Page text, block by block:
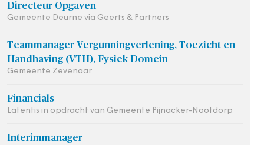
Directeur Opgaven
Gemeente Deurne via Geerts & Partners
Teammanager Vergunningverlening, Toezicht en
Handhaving (VTH), Fysiek Domein
Gemeente Zevenaar
Financials
Latentis in opdracht van Gemeente Pijnacker-Nootdorp
Interimmanager